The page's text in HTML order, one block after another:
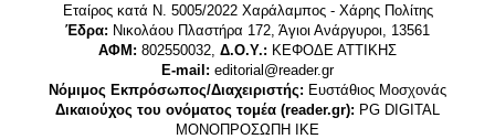
Εταίρος κατά Ν. 5005/2022 Χαράλαμπος - Χάρης Πολίτης
Έδρα: Νικολάου Πλαστήρα 172, Άγιοι Ανάργυροι, 13561
ΑΦΜ: 802550032, Δ.Ο.Υ.: ΚΕΦΟΔΕ ΑΤΤΙΚΗΣ
E-mail: editorial@reader.gr
Νόμιμος Εκπρόσωπος/Διαχειριστής: Ευστάθιος Μοσχονάς
Δικαιούχος του ονόματος τομέα (reader.gr): PG DIGITAL
MONΟΠΡΟΣΩΠΗ ΙΚΕ